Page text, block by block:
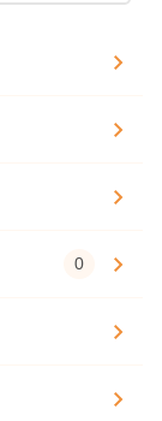
0